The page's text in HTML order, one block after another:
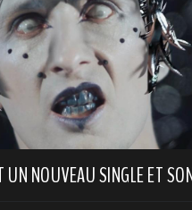
UN NOUVEAU SINGLE ET